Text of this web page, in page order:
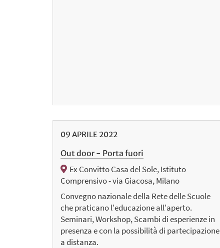
09 APRILE 2022
Out door - Porta fuori
Ex Convitto Casa del Sole, Istituto
Comprensivo - via Giacosa, Milano
Convegno nazionale della Rete delle Scuole
che praticano l'educazione all'aperto.
Seminari, Workshop, Scambi di esperienze in
presenza e con la possibilità di partecipazione
a distanza.